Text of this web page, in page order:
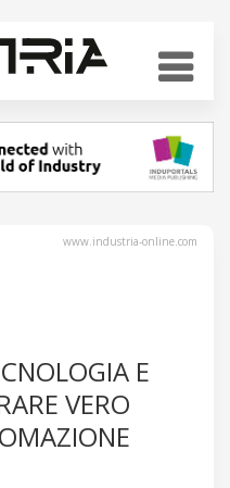
www.industria-online.com
E
VERO